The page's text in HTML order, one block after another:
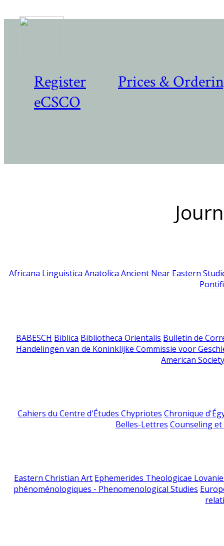
Register
Prices &
eCSCO
Africana Linguistica Anatolica Ancient Near Eastern
BABESCH Biblica Bibliotheca Orientalis Bulletin de
Handelingen van de Koninklijke Commissie voor
American
Cahiers du Centre d'Études Chypriotes Chronique
Belles-Lettres Counseling
Eastern Christian Art Ephemerides Theologicae
phénoménologiques - Phenomenological Studies